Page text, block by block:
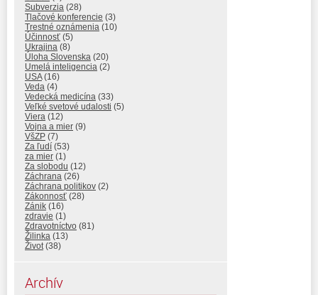
Subverzia (28)
Tlačové konferencie (3)
Trestné oznámenia (10)
Účinnosť (5)
Ukrajina (8)
Úloha Slovenska (20)
Umelá inteligencia (2)
USA(16)
Veda (4)
Vedecká medicína (33)
Veľké svetové udalosti (5)
Viera (12)
Vojna a mier (9)
VšZP (7)
Za ľudí (53)
za mier (1)
Za slobodu (12)
Záchrana (26)
Záchrana politikov (2)
Zákonnosť (28)
Zánik (16)
zdravie (1)
Zdravotníctvo (81)
Žilinka (13)
Život(38)
Archív